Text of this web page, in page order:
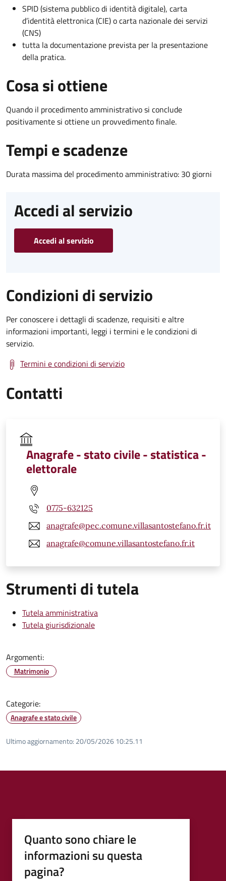
SPID (sistema pubblico di identità digitale), carta
d’identità elettronica (CIE) o carta nazionale dei servizi
(CNS)
tutta la documentazione prevista per la presentazione
della pratica.
Cosa si ottiene
Quando il procedimento amministrativo si conclude
positivamente si ottiene un provvedimento finale.
Tempi e scadenze
Durata massima del procedimento amministrativo: 30 giorni
Accedi al servizio
Accedi al servizio
Condizioni di servizio
Per conoscere i dettagli di scadenze, requisiti e altre
informazioni importanti, leggi i termini e le condizioni di
servizio.
Termini e condizioni di servizio
Contatti
Anagrafe - stato civile - statistica -
elettorale
0775-632125
anagrafe@pec.comune.villasantostefano.fr.it
anagrafe@comune.villasantostefano.fr.it
Strumenti di tutela
Tutela amministrativa
Tutela giurisdizionale
Argomenti:
Matrimonio
Categorie:
Anagrafe e stato civile
Ultimo aggiornamento: 20/05/2026 10:25.11
Quanto sono chiare le
informazioni su questa
pagina?